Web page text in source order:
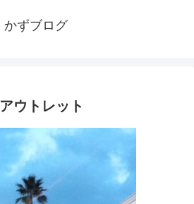
かずブログ
ウトレット